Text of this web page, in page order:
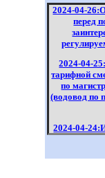
2024-04-
перед
2024-04-
тарифной
по
(водовод по
2024-04-
программы